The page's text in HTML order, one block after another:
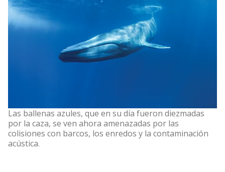
Las ballenas azules, que en su día fueron diezmadas
por la caza, se ven ahora amenazadas por las
colisiones con barcos, los enredos y la contaminación
acústica.